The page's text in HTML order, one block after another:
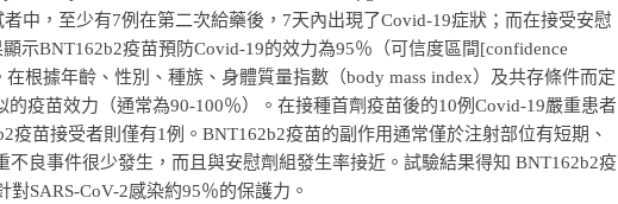
中，至少有7例在第二次給藥後，7天內出現了Covid-19症狀；而在接受安慰
示BNT162b2疫苗預防Covid-19的效力為95％（可信度區間[confidence
根據年齡、性別、種族、身體質量指數（body mass index）及共存條件而定
的疫苗效力（通常為90-100％）。在接種首劑疫苗後的10例Covid-19嚴重患者
疫苗接受者則僅有1例。BNT162b2疫苗的副作用通常僅於注射部位有短期、
良事件很少發生，而且與安慰劑組發生率接近。試驗結果得知 BNT162b2疫
SARS-CoV-2感染約95％的保護力。